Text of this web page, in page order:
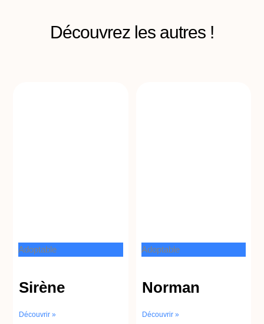
Découvrez les autres !
Adoptable
Sirène
Découvrir »
Adoptable
Norman
Découvrir »